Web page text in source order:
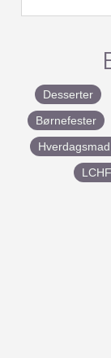
Desserter
Børnefester